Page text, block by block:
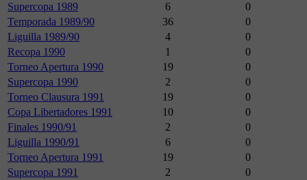
Supercopa 1989 6
0
Temporada 1989/90
36
0
Liguilla 1989/90
4
0
Recopa 1990
1
0
Torneo Apertura 1990
19
0
Supercopa 1990
2
0
Torneo Clausura 1991
19
0
Copa Libertadores 1991
10
0
Finales 1990/91
2
0
Liguilla 1990/91
6
0
Torneo Apertura 1991
19
0
Supercopa 1991
2
0